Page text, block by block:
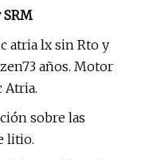
atria lx sin Rto y
años. Motor
Atria.
sobre las
litio.